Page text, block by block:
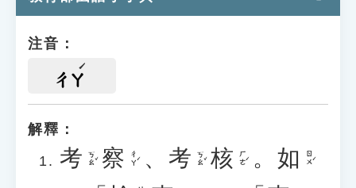
注音：
ㄔㄚ
解釋：
考 ㄎㄠˇ 察 ㄔㄚˊ 、 考 ㄎㄠˇ 核 ㄏㄜˊ 。 如 ㄖㄨˊ